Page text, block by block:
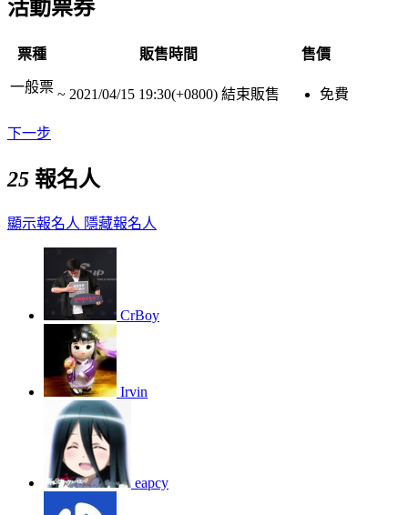
活動票券
票種 販售時間 售價
一般票 ~ 2021/04/15 19:30(+0800) 結束販售 免費
下一步
25 報名人
顯示報名人 隱藏報名人
CrBoy
Irvin
eapcy